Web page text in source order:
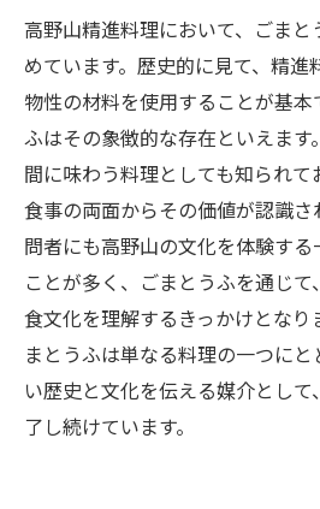
高野山精進料理において、ごま
めています。歴史的に見て、精進
物性の材料を使用することが基
ふはその象徴的な存在といえます
間に味わう料理としても知られて
食事の両面からその価値が認識
問者にも高野山の文化を体験す
ことが多く、ごまとうふを通じ
食文化を理解するきっかけとなり
まとうふは単なる料理の一つに
い歴史と文化を伝える媒介とし
了し続けています。